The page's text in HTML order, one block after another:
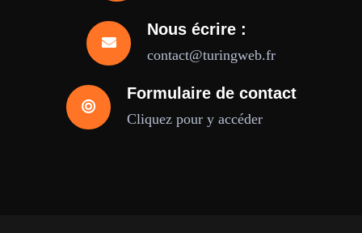
Nous écrire :
contact@turingweb.fr
Formulaire de contact
Cliquez pour y accéder